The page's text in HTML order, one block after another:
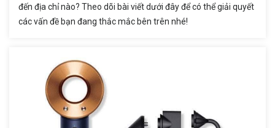
đến địa chỉ nào? Theo dõi bài viết dưới đây để có thể giải quyết
các vấn đề bạn đang thắc mắc bên trên nhé!